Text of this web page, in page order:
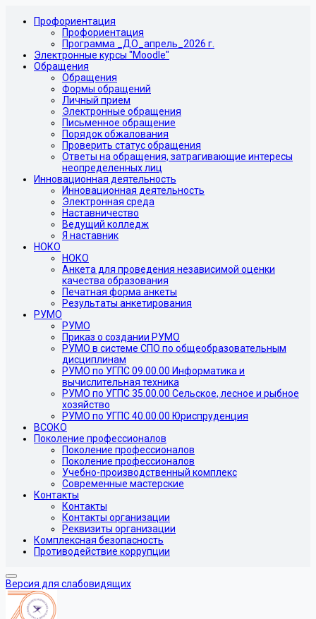
Профориентация
Профориентация
Программа _ДО_апрель_2026 г.
Электронные курсы "Moodle"
Обращения
Обращения
Формы обращений
Личный прием
Электронные обращения
Письменное обращение
Порядок обжалования
Проверить статус обращения
Ответы на обращения, затрагивающие интересы
неопределенных лиц
Инновационная деятельность
Инновационная деятельность
Электронная среда
Наставничество
Ведущий колледж
Я наставник
НОКО
НОКО
Анкета для проведения независимой оценки
качества образования
Печатная форма анкеты
Результаты анкетирования
РУМО
РУМО
Приказ о создании РУМО
РУМО в системе СПО по общеобразовательным
дисциплинам
РУМО по УГПС 09.00.00 Информатика и
вычислительная техника
РУМО по УГПС 35.00.00 Сельское, лесное и рыбное
хозяйство
РУМО по УГПС 40.00.00 Юриспруденция
ВСОКО
Поколение профессионалов
Поколение профессионалов
Поколение профессионалов
Учебно-производственный комплекс
Современные мастерские
Контакты
Контакты
Контакты организации
Реквизиты организации
Комплексная безопасность
Противодействие коррупции
Версия для слабовидящих